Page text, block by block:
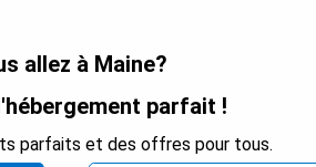
des salles de bains privées,
Les boutiques et les restaurants
chambres ont une cheminée au gaz
national Acadia est à 4,8 km.
allez à Maine?
parfait !
parfaits et des offres pour tous.